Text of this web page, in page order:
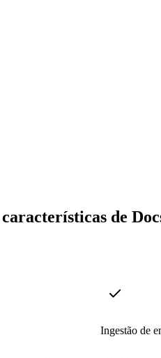
de
Ingestão de